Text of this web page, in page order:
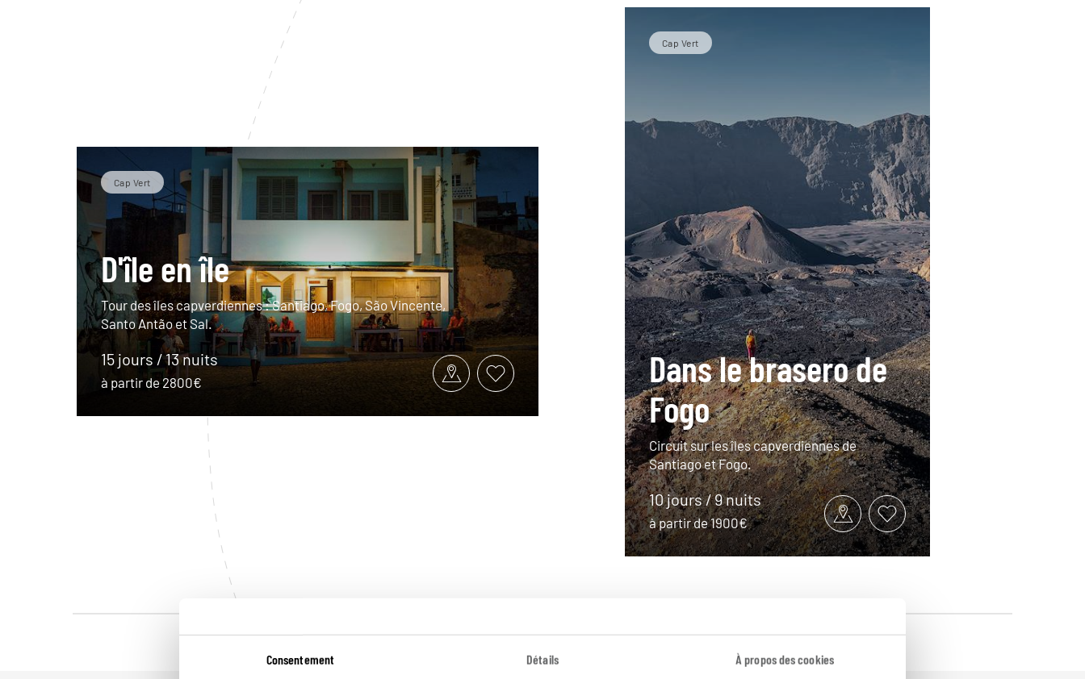
Consentement Détails À propos des cookies
Cap Vert
D'île en île
Tour des îles capverdiennes : Santiago, Fogo, São Vincente,
Santo Antão et Sal.
15 jours / 13 nuits
à partir de 2800€
Cap Vert
Dans le brasero de
Fogo
Circuit sur les îles capverdiennes de
Santiago et Fogo.
10 jours / 9 nuits
à partir de 1900€